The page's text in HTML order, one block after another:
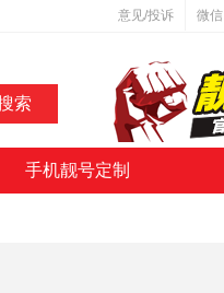
意见/投诉 微信
微信号:jihaoba999
手机靓号定制